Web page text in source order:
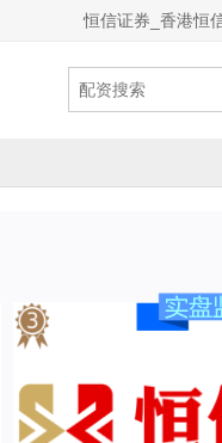
恒信证券_香港恒